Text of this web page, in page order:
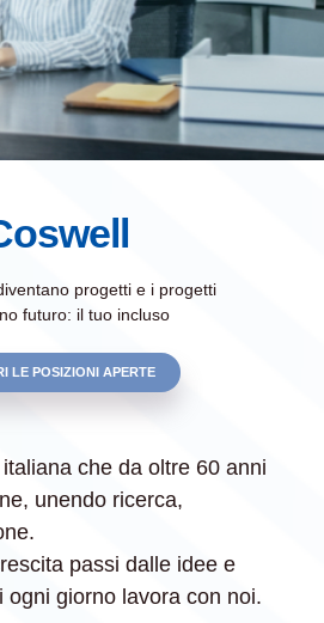
progetti e i progetti
futuro: il tuo incluso
LE POSIZIONI APERTE
che da oltre 60 anni
unendo ricerca,
passi dalle idee e
ogni giorno lavora con noi.